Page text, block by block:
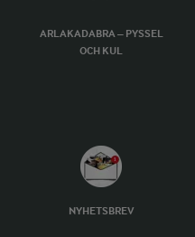
ARLAKADABRA – PYSSEL
OCH KUL
NYHETSBREV